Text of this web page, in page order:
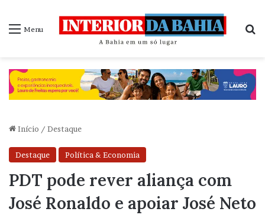
Menu
Início / Destaque
Destaque Política & Economia
PDT pode rever aliança com
José Ronaldo e apoiar José Neto